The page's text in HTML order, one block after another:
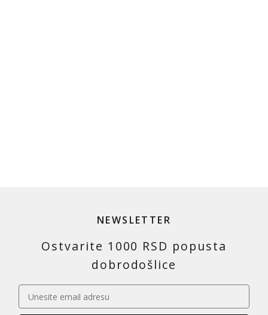
NEWSLETTER
Ostvarite 1000 RSD popusta
dobrodošlice